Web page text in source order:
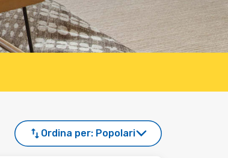
Ordina per: Popolari